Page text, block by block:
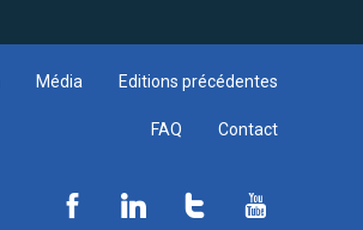
Média Editions précédentes
FAQ Contact